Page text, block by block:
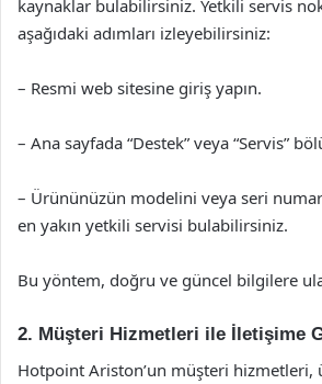
kaynaklar bulabilirsiniz. Yetkili servis
aşağıdaki adımları izleyebilirsiniz:
– Resmi web sitesine giriş yapın.
– Ana sayfada “Destek” veya “Servis”
– Ürününüzün modelini veya seri
en yakın yetkili servisi bulabilirsiniz.
Bu yöntem, doğru ve güncel bilgilere
2. Müşteri Hizmetleri ile İletişime
Hotpoint Ariston’un müşteri